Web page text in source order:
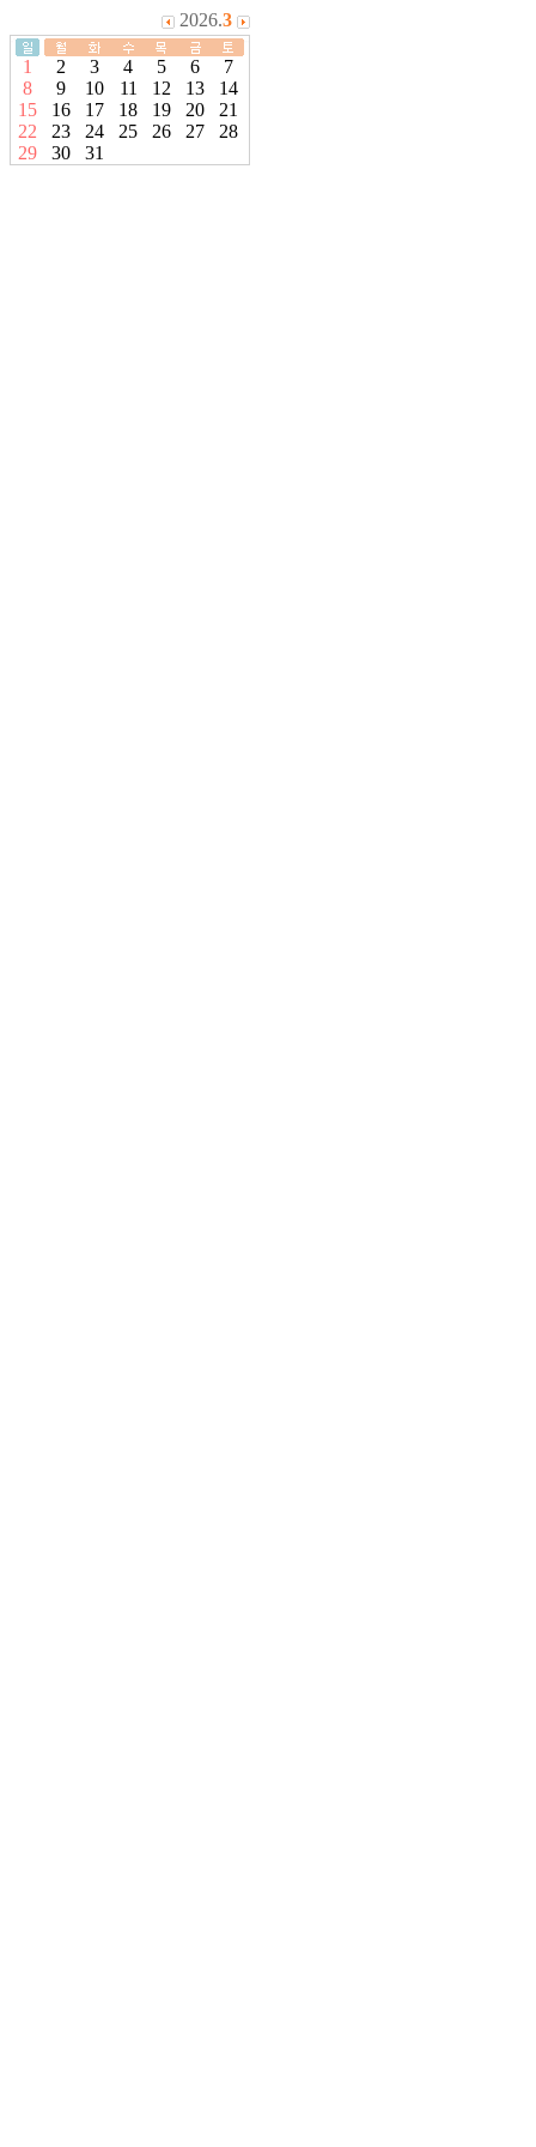
2026.3
1 2 3 4 5 6
7
8
9 10 11 12 13
14
15
16 17 18 19 20
21
22
23 24 25 26 27
28
29
30 31